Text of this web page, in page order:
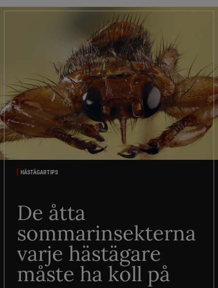
HÄSTÄGARTIPS
De åtta
sommarinsekterna
varje hästägare
måste ha koll på